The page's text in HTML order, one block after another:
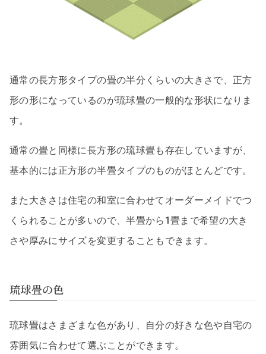
通常の長方形タイプの畳の半分くらいの大きさで、正方
形の形になっているのが琉球畳の一般的な形状になりま
す。
通常の畳と同様に長方形の琉球畳も存在していますが、
基本的には正方形の半畳タイプのものがほとんどです。
また大きさは住宅の和室に合わせてオーダーメイドでつ
くられることが多いので、半畳から1畳まで希望の大き
さや厚みにサイズを変更することもできます。
琉球畳の色
琉球畳はさまざまな色があり、自分の好きな色や自宅の
雰囲気に合わせて選ぶことができます。